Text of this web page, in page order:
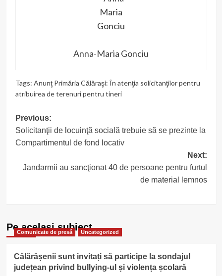
Anna-Maria Gonciu
Tags: Anunţ Primăria Călăraşi: În atenţia solicitanţilor pentru
atribuirea de terenuri pentru tineri
Post
navigation
Previous:
Solicitanţii de locuinţă socială trebuie să se prezinte la
Compartimentul de fond locativ
Next:
Jandarmii au sancţionat 40 de persoane pentru furtul
de material lemnos
Pe acelasi subiect
Comunicate de presă Uncategorized
Călărășenii sunt invitați să participe la sondajul
județean privind bullying-ul și violența școlară